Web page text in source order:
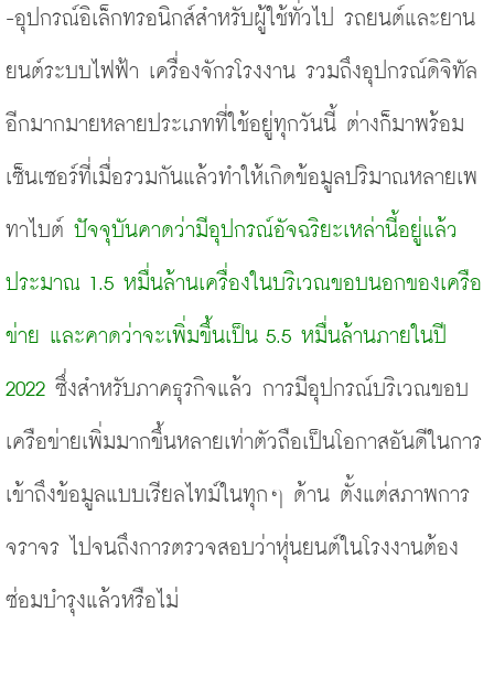
-อุปกรณ์อิเล็กทรอนิกส์สำหรับผู้ใช้ทั่วไป รถยนต์และยาน
ยนต์ระบบไฟฟ้า เครื่องจักรโรงงาน รวมถึงอุปกรณ์ดิจิทัล
อีกมากมายหลายประเภทที่ใช้อยู่ทุกวันนี้ ต่างก็มาพร้อม
เซ็นเซอร์ที่เมื่อรวมกันแล้วทำให้เกิดข้อมูลปริมาณหลายเพ
ทาไบต์ ปัจจุบันคาดว่ามีอุปกรณ์อัจฉริยะเหล่านี้อยู่แล้ว
ประมาณ 1.5 หมื่นล้านเครื่องในบริเวณขอบนอกของเครือ
ข่าย และคาดว่าจะเพิ่มขึ้นเป็น 5.5 หมื่นล้านภายในปี
2022 ซึ่งสำหรับภาคธุรกิจแล้ว การมีอุปกรณ์บริเวณขอบ
เครือข่ายเพิ่มมากขึ้นหลายเท่าตัวถือเป็นโอกาสอันดีในการ
เข้าถึงข้อมูลแบบเรียลไทม์ในทุกๆ ด้าน ตั้งแต่สภาพการ
จราจร ไปจนถึงการตรวจสอบว่าหุ่นยนต์ในโรงงานต้อง
ซ่อมบำรุงแล้วหรือไม่